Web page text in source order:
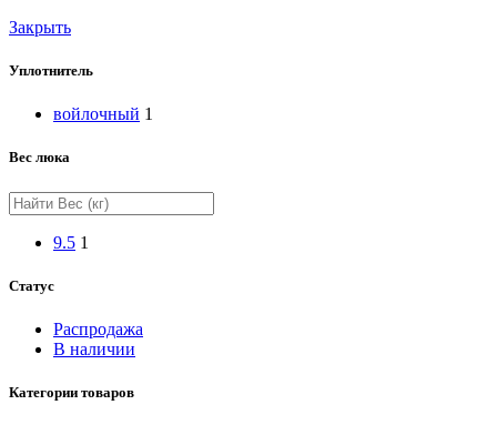
Закрыть
Уплотнитель
войлочный 1
Вес люка
9.5 1
Статус
Распродажа
В наличии
Категории товаров